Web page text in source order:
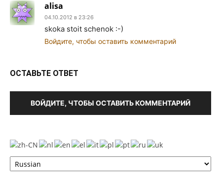
alisa
04.10.2012 в 23:26
skoka stoit schenok :-)
Войдите, чтобы оставить комментарий
ОСТАВЬТЕ ОТВЕТ
ВОЙДИТЕ, ЧТОБЫ ОСТАВИТЬ КОММЕНТАРИЙ